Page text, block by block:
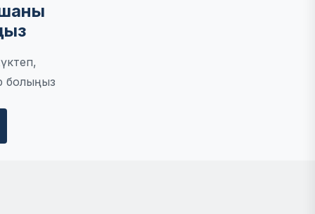
болыңыз